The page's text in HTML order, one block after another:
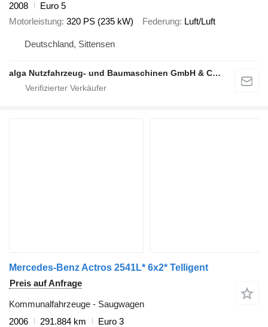
2008
Euro 5
Motorleistung 320 PS (235 kW) Federung Luft/Luft
Deutschland, Sittensen
alga Nutzfahrzeug- und Baumaschinen GmbH & Co. KG
Mercedes-Benz Actros 2541L* 6x2* Telligent
Preis auf Anfrage
Kommunalfahrzeuge - Saugwagen
2006
291.884 km
Euro 3